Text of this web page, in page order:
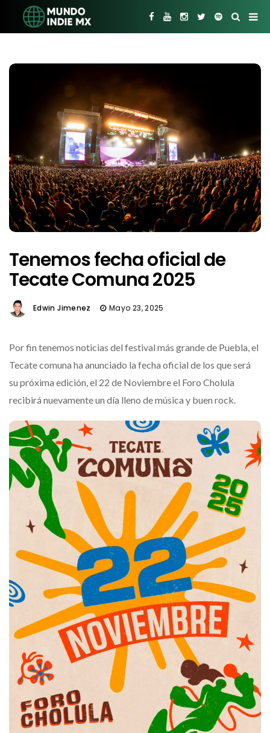
Tenemos fecha oficial de
Tecate Comuna 2025
Edwin Jimenez Mayo 23, 2025
Por fin tenemos noticias del festival más grande de Puebla, el
Tecate comuna ha anunciado la fecha oficial de los que será
su próxima edición, el 22 de Noviembre el Foro Cholula
recibirá nuevamente un día lleno de música y buen rock.